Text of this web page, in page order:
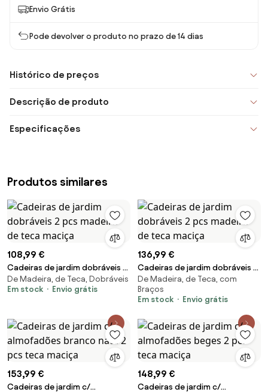
Envio Grátis
Pode devolver o produto no prazo de 14 dias
Histórico de preços
Descrição de produto
Especificações
Produtos similares
108,99 €
Cadeiras de jardim dobráveis 2
pcs madeira de teca maciça
De Madeira, de Teca, Dobráveis
Em stock
Envio grátis
136,99 €
Cadeiras de jardim dobráveis 2
pcs madeira de teca maciça
De Madeira, de Teca, com
Braços
Em stock
Envio grátis
153,99 €
Cadeiras de jardim c/
148,99 €
Cadeiras de jardim c/